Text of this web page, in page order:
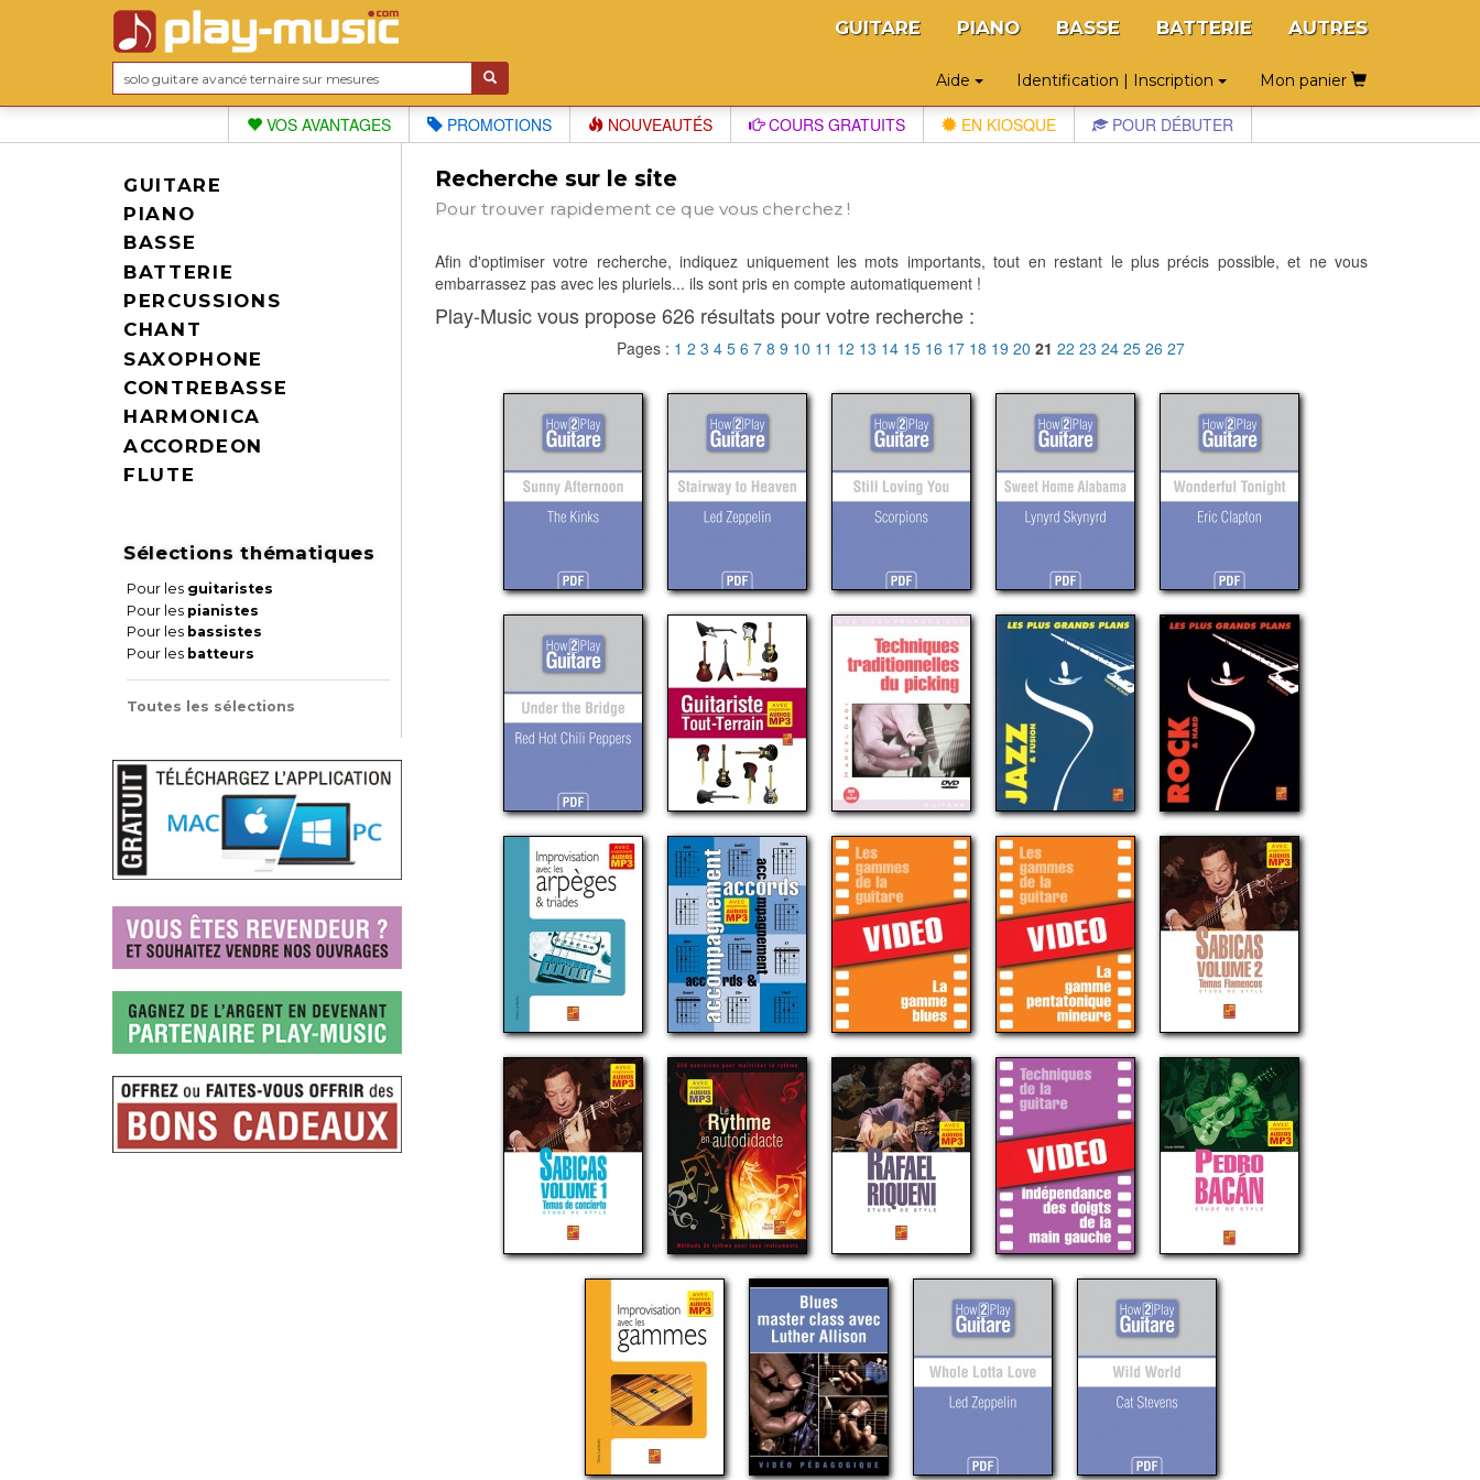
GUITARE PIANO BASSE BATTERIE AUTRES
Aide Identification | Inscription Mon panier
VOS AVANTAGES PROMOTIONS NOUVEAUTÉS COURS GRATUITS EN KIOSQUE POUR DÉBUTER
GUITARE
PIANO
BASSE
BATTERIE
PERCUSSIONS
CHANT
SAXOPHONE
CONTREBASSE
HARMONICA
ACCORDEON
FLUTE
Sélections thématiques
Pour les guitaristes
Pour les pianistes
Pour les bassistes
Pour les batteurs
Toutes les sélections
Recherche sur le site
Pour trouver rapidement ce que vous cherchez !
Afin d'optimiser votre recherche, indiquez uniquement les mots importants, tout en restant le plus précis possible, et ne vous
embarrassez pas avec les pluriels... ils sont pris en compte automatiquement !
Play-Music vous propose 626 résultats pour votre recherche :
Pages : 1 2 3 4 5 6 7 8 9 10 11 12 13 14 15 16 17 18 19 20 21 22 23 24 25 26 27